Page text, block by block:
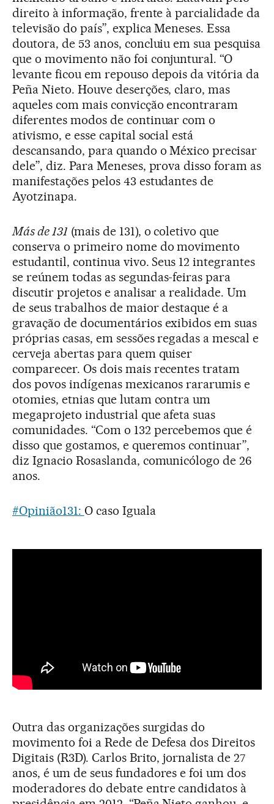
direito à informação, frente à parcialidade da
televisão do país”, explica Meneses. Essa
doutora, de 53 anos, concluiu em sua pesquisa
que o movimento não foi conjuntural. “O
levante ficou em repouso depois da vitória da
Peña Nieto. Houve deserções, claro, mas
aqueles com mais convicção encontraram
diferentes modos de continuar com o
ativismo, e esse capital social está
descansando, para quando o México precisar
dele”, diz. Para Meneses, prova disso foram as
manifestações pelos 43 estudantes de
Ayotzinapa.
Más de 131 (mais de 131), o coletivo que
conserva o primeiro nome do movimento
estudantil, continua vivo. Seus 12 integrantes
se reúnem todas as segundas-feiras para
discutir projetos e analisar a realidade. Um
de seus trabalhos de maior destaque é a
gravação de documentários exibidos em suas
próprias casas, em sessões regadas a mescal e
cerveja abertas para quem quiser
comparecer. Os dois mais recentes tratam
dos povos indígenas mexicanos rararumis e
otomies, etnias que lutam contra um
megaprojeto industrial que afeta suas
comunidades. “Com o 132 percebemos que é
disso que gostamos, e queremos continuar”,
diz Ignacio Rosaslanda, comunicólogo de 26
anos.
#Opinião131: O caso Iguala
Outra das organizações surgidas do
movimento foi a Rede de Defesa dos Direitos
Digitais (R3D). Carlos Brito, jornalista de 27
anos, é um de seus fundadores e foi um dos
moderadores do debate entre candidatos à